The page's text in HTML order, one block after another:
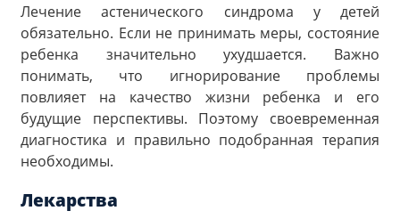
Лечение астенического синдрома у детей
обязательно. Если не принимать меры, состояние
ребенка значительно ухудшается. Важно
понимать, что игнорирование проблемы
повлияет на качество жизни ребенка и его
будущие перспективы. Поэтому своевременная
диагностика и правильно подобранная терапия
необходимы.
Лекарства